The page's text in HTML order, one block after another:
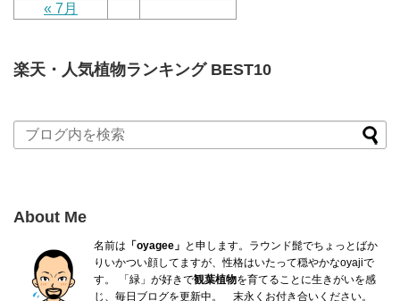
« 7月
楽天・人気植物ランキング BEST10
About Me
名前は 「oyagee」 と申します。ラウンド髭でちょっとばか
り いかつい顔してますが、性格はいたって穏やかなoyajiで
す。
「緑」が好きで観葉植物を育てることに生きがいを感
じ、毎日ブログを更新中。 末永くお付き合いください。